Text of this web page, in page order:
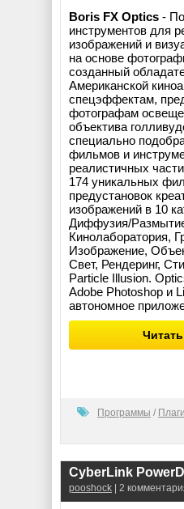
Boris FX Optics -
инструментов для
изображений и
на основе
созданный
Американской
спецэффектам,
фотографам
объектива
специально
фильмов и
реалистичных
174 уникальных
предустановок
изображений в 10
Диффузия/
Кинолаборатория,
Изображение,
Свет, Рендеринг,
Particle Illusion.
Adobe Photoshop и
автономное
Программы /
pooshock | 2